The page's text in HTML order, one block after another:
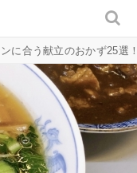
に合う献立のおかず25選